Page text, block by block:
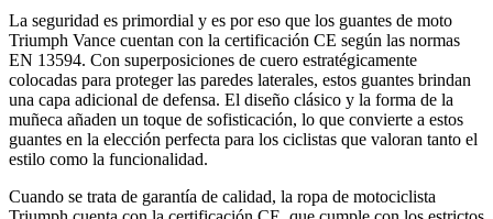
La seguridad es primordial y es por eso que los guantes de moto
Triumph Vance cuentan con la certificación CE según las normas
EN 13594. Con superposiciones de cuero estratégicamente
colocadas para proteger las paredes laterales, estos guantes brindan
una capa adicional de defensa. El diseño clásico y la forma de la
muñeca añaden un toque de sofisticación, lo que convierte a estos
guantes en la elección perfecta para los ciclistas que valoran tanto el
estilo como la funcionalidad.
Cuando se trata de garantía de calidad, la ropa de motociclista